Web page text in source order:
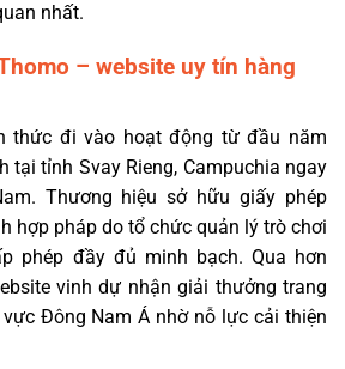
nhất.
– website uy tín hàng
thức đi vào hoạt động từ đầu năm
tại tỉnh Svay Rieng, Campuchia ngay
Thương hiệu sở hữu giấy phép
hợp pháp do tổ chức quản lý trò chơi
phép đầy đủ minh bạch. Qua hơn
vinh dự nhận giải thưởng trang
Đông Nam Á nhờ nỗ lực cải thiện